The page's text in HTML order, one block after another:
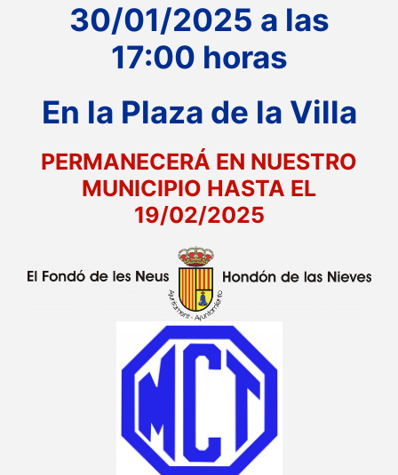
30/01/2025 a las
17:00 horas
En la Plaza de la Villa
PERMANECERÁ EN NUESTRO
MUNICIPIO HASTA EL
19/02/2025